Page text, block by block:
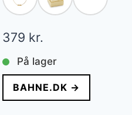
379 kr.
På lager
BAHNE.DK →